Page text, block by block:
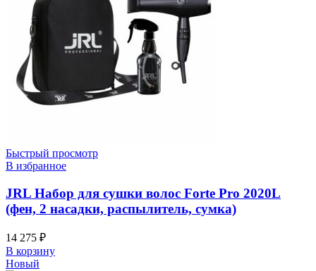
Быстрый просмотр
В избранное
JRL Набор для сушки волос Forte Pro 2020L
(фен, 2 насадки, распылитель, сумка)
14 275 ₽
В корзину
Новый